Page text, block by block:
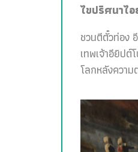
ไขปริศนาไ
ชวนตีตั๋วท่อง
เทพเจ้าอียิป
โลกหลังควา